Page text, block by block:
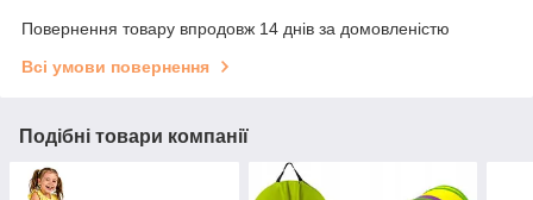
Повернення товару впродовж 14 днів за домовленістю
Всі умови повернення
Подібні товари компанії